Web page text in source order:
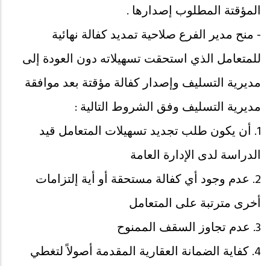
المؤقتة المطلوب إصدارها .
- منح مدير الفرع صلاحية تمديد كفالة نهائية
للمتعامل الذي استحقت تسهيلاته دون العودة إلى
مديرية التسليف وإصدار كفالة مؤقتة بعد موافقة
مديرية التسليف وفق الشروط التالية :
1. أن يكون طلب تجديد تسهيلات المتعامل قيد
الدراسة لدى الإدارة العامة
2. عدم وجود أي كفالة مستحقة أو أية إلتزامات
أخرى مترتبة على المتعامل
3. عدم تجاوز السقف الممنوح
4. كفاية الضمانة العقارية المقدمة أصولاً لتغطي